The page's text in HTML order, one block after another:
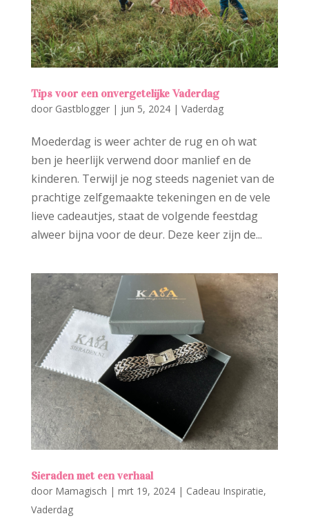
Tips voor een onvergetelijke Vaderdag
door Gastblogger| jun 5, 2024| Vaderdag
Moederdag is weer achter de rug en oh wat
ben je heerlijk verwend door manlief en de
kinderen. Terwijl je nog steeds nageniet van de
prachtige zelfgemaakte tekeningen en de vele
lieve cadeautjes, staat de volgende feestdag
alweer bijna voor de deur. Deze keer zijn de...
Sieraden met een verhaal
door Mamagisch | mrt 19, 2024| Cadeau Inspiratie,
Vaderdag